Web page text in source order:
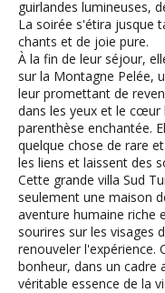
guirlandes lumineuses,
La soirée s'étira jusque
chants et de joie pure.
À la fin de leur séjour,
sur la Montagne Pelée,
leur promettant de
dans les yeux et le cœur
parenthèse enchantée.
quelque chose de rare
les liens et laissent des
Cette grande villa Sud
seulement une maison
aventure humaine riche
sourires sur les visages
renouveler l'expérience.
bonheur, dans un cadre
véritable essence de la